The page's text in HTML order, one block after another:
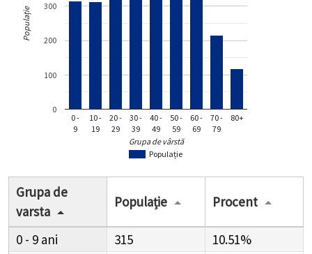
Populație
0 -
9
10 -
19
20 -
29
30 -
39
40 -
49
50 -
59
60 -
69
70 -
79
80+
0
100
200
300
Grupa de vârstă
Populație
Grupa de
varsta
Populație Procent
0 - 9 315
10.51%